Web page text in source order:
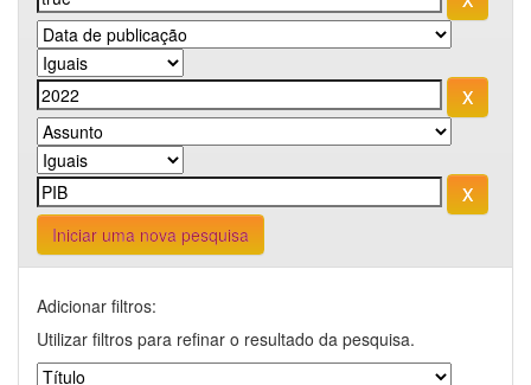
Iniciar uma nova pesquisa
Adicionar filtros:
Utilizar filtros para refinar o resultado da pesquisa.